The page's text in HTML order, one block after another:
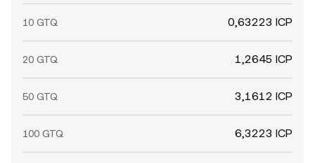
10 GTQ 0,63223 ICP
20 GTQ 1,2645 ICP
50 GTQ 3,1612 ICP
100 GTQ 6,3223 ICP